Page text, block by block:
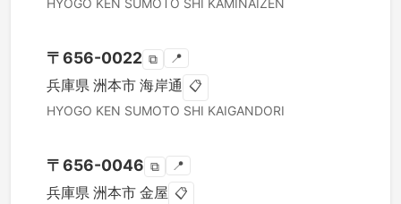
HYOGO KEN SUMOTO SHI KAMINAIZEN
〒656-0022 ⧉ 📍
兵庫県 洲本市 海岸通 📋
HYOGO KEN SUMOTO SHI KAIGANDORI
〒656-0046 ⧉ 📍
兵庫県 洲本市 金屋 📋